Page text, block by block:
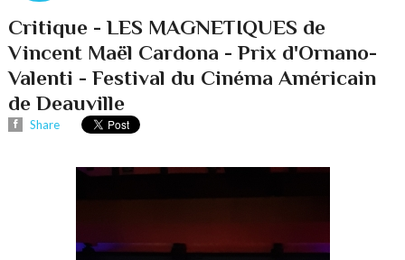
Critique - LES MAGNETIQUES de
Vincent Maël Cardona - Prix d'Ornano-
Valenti - Festival du Cinéma Américain
de Deauville
Share